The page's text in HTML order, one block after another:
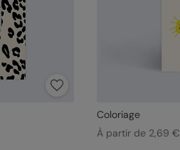
Coloriage
À partir de 2,69 €